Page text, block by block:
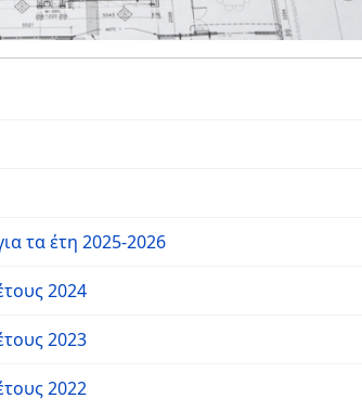
τα έτη 2025-2026
2024
2023
2022